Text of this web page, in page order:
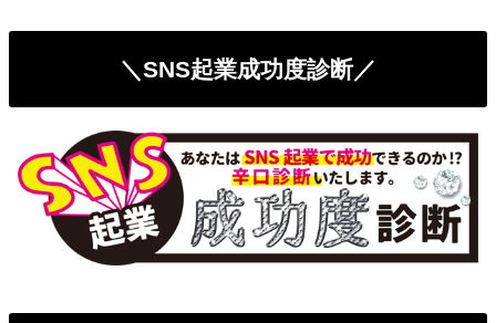
＼SNS起業成功度診断／